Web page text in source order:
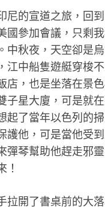
尼的宣道之旅，回
國參加會議，只剩
中秋夜，天空卻是
江中船隻遊艇穿梭
店，也是坐落在景
子星大廈，可是就
起了當年以色列的
護他，可是當他受
彈琴幫助他趕走邪
！
拉開了書桌前的大